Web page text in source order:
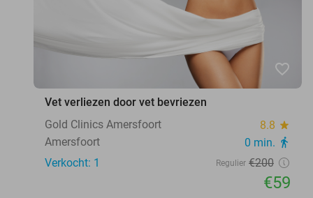
favorite_border
Vet verliezen door vet bevriezen
Gold Clinics Amersfoort
8.8 star
Amersfoort 0 min. directions_walk
Verkocht: 1 Regulier €200
€59